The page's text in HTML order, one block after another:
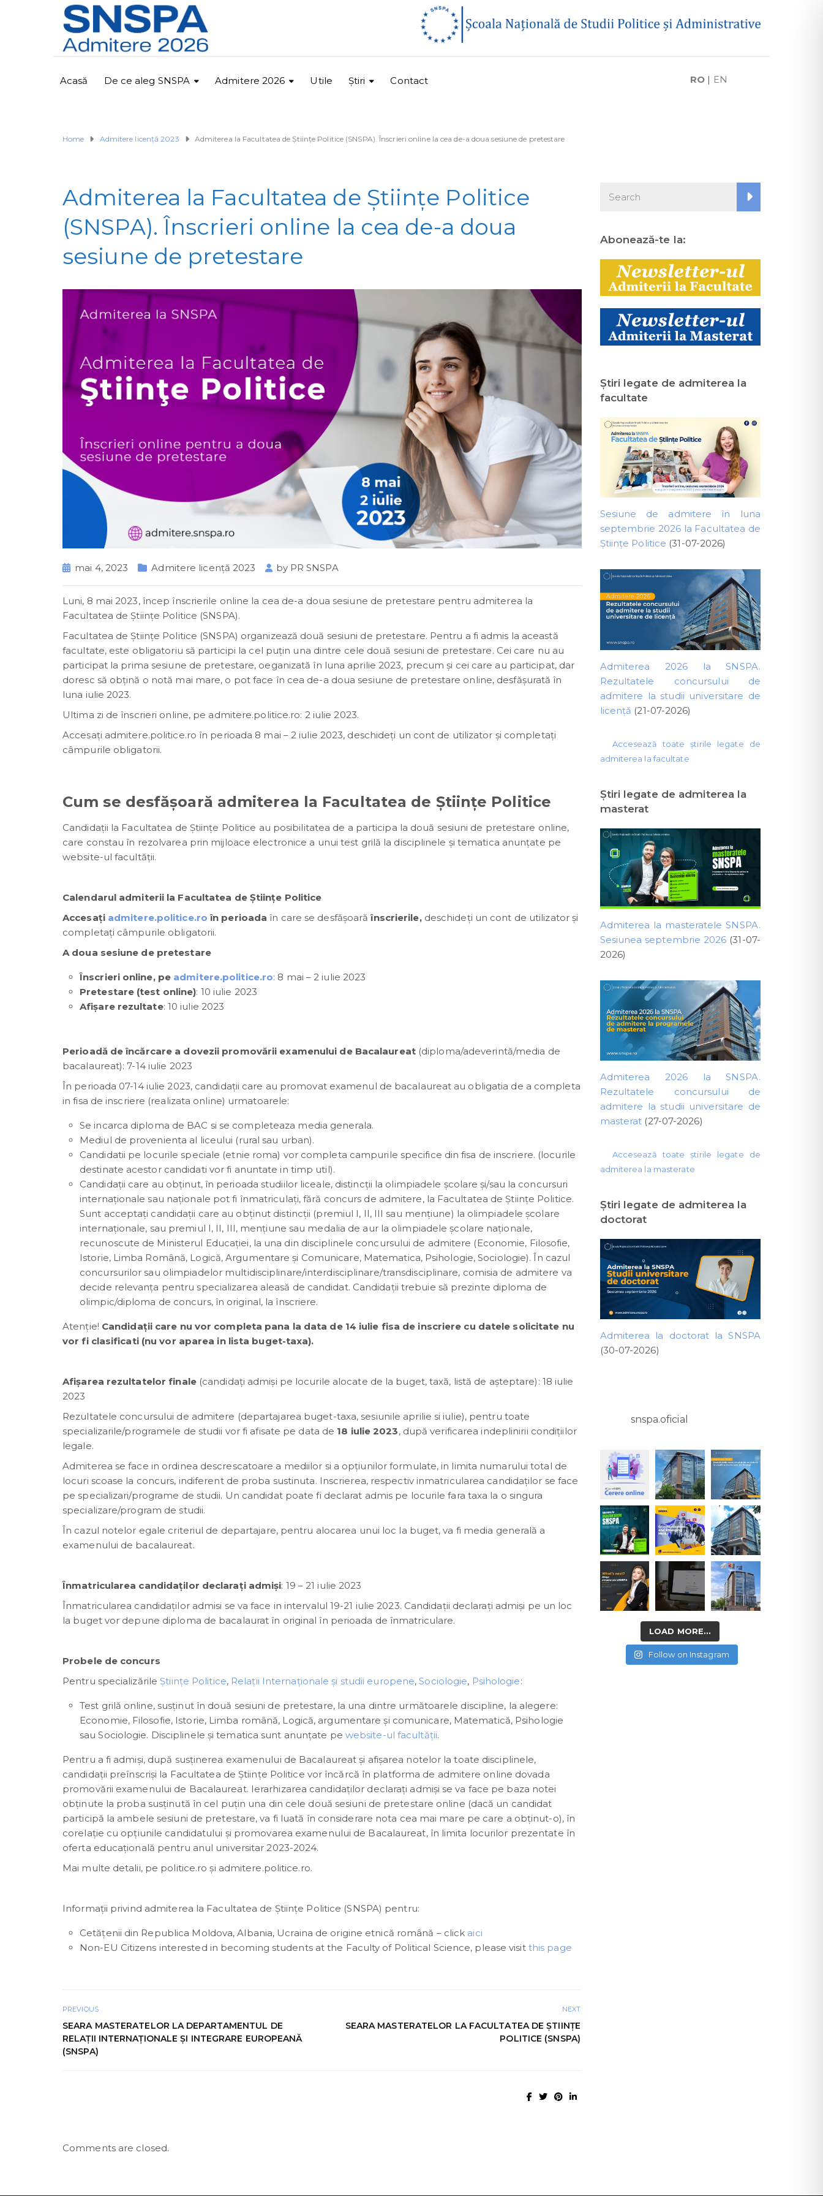
Acasă De ce aleg SNSPA Admitere 2026 Utile Ştiri Contact RO | EN
Home Admitere licență 2023 Admiterea la Facultatea de Ştiinţe Politice (SNSPA). Înscrieri online la cea de-a doua sesiune de pretestare
Admiterea la Facultatea de Ştiinţe Politice
(SNSPA). Înscrieri online la cea de-a doua
sesiune de pretestare
mai 4, 2023 Admitere licență 2023 by PR SNSPA
Luni, 8 mai 2023, încep înscrierile online la cea de-a doua sesiune de pretestare pentru admiterea la
Facultatea de Ştiinţe Politice (SNSPA).
Facultatea de Ştiinţe Politice (SNSPA) organizează două sesiuni de pretestare. Pentru a fi admis la această
facultate, este obligatoriu să participi la cel puţin una dintre cele două sesiuni de pretestare. Cei care nu au
participat la prima sesiune de pretestare, oeganizată în luna aprilie 2023, precum şi cei care au participat, dar
doresc să obţină o notă mai mare, o pot face în cea de-a doua sesiune de pretestare online, desfăşurată în
luna iulie 2023.
Ultima zi de înscrieri online, pe admitere.politice.ro: 2 iulie 2023.
Accesaţi admitere.politice.ro în perioada 8 mai – 2 iulie 2023, deschideţi un cont de utilizator şi completaţi
câmpurile obligatorii.
Cum se desfăşoară admiterea la Facultatea de Ştiinţe Politice
Candidații la Facultatea de Științe Politice au posibilitatea de a participa la două sesiuni de pretestare online,
care constau în rezolvarea prin mijloace electronice a unui test grilă la disciplinele și tematica anunțate pe
website-ul facultății.
Calendarul admiterii la Facultatea de Ştiinţe Politice
Accesaţi admitere.politice.ro în perioadaîn care se desfăşoară înscrierile, deschideţi un cont de utilizator şi
completaţi câmpurile obligatorii.
A doua sesiune de pretestare
Înscrieri online, pe admitere.politice.ro: 8 mai – 2 iulie 2023
Pretestare (test online): 10 iulie 2023
Afișare rezultate: 10 iulie 2023
Perioadă de încărcare a dovezii promovării examenului de Bacalaureat(diploma/adeverintă/media de
bacalaureat): 7-14 iulie 2023
În perioada 07-14 iulie 2023, candidaţii care au promovat examenul de bacalaureat au obligatia de a completa
in fisa de inscriere (realizata online) urmatoarele:
Se incarca diploma de BAC si se completeaza media generala.
Mediul de provenienta al liceului (rural sau urban).
Candidatii pe locurile speciale (etnie roma) vor completa campurile specifice din fisa de inscriere. (locurile
destinate acestor candidati vor fi anuntate in timp util).
Candidaţii care au obținut, în perioada studiilor liceale, distincții la olimpiadele școlare și/sau la concursuri
internaţionale sau naţionale pot fi înmatriculaţi, fără concurs de admitere, la Facultatea de Ştiinţe Politice.
Sunt acceptați candidații care au obţinut distincţii (premiul I, II, III sau mențiune) la olimpiadele școlare
internaționale, sau premiul I, II, III, mențiune sau medalia de aur la olimpiadele școlare naționale,
recunoscute de Ministerul Educației, la una din disciplinele concursului de admitere (Economie, Filosofie,
Istorie, Limba Română, Logică, Argumentare și Comunicare, Matematica, Psihologie, Sociologie). În cazul
concursurilor sau olimpiadelor multidisciplinare/interdisciplinare/transdisciplinare, comisia de admitere va
decide relevanța pentru specializarea aleasă de candidat. Candidaţii trebuie să prezinte diploma de
olimpic/diploma de concurs, în original, la înscriere.
Atenție! Candidații care nu vor completa pana la data de 14 iulie fisa de inscriere cu datele solicitate nu
vor fi clasificati (nu vor aparea in lista buget-taxa).
Afișarea rezultatelor finale(candidați admiși pe locurile alocate de la buget, taxă, listă de așteptare): 18 iulie
2023
Rezultatele concursului de admitere (departajarea buget-taxa, sesiunile aprilie si iulie), pentru toate
specializarile/programele de studii vor fi afisate pe data de 18 iulie 2023, după verificarea indeplinirii condiţiilor
legale.
Admiterea se face in ordinea descrescatoare a mediilor si a opţiunilor formulate, in limita numarului total de
locuri scoase la concurs, indiferent de proba sustinuta. Inscrierea, respectiv inmatricularea candidaţilor se face
pe specializari/programe de studii. Un candidat poate fi declarat admis pe locurile fara taxa la o singura
specializare/program de studii.
În cazul notelor egale criteriul de departajare, pentru alocarea unui loc la buget, va fi media generală a
examenului de bacalaureat.
Înmatricularea candidaţilor declaraţi admişi: 19 – 21 iulie 2023
Înmatricularea candidaților admisi se va face in intervalul 19-21 iulie 2023. Candidații declarați admiși pe un loc
la buget vor depune diploma de bacalaurat în original în perioada de înmatriculare.
Probele de concurs
Pentru specializările Științe Politice, Relații Internaționale și studii europene,Sociologie, Psihologie:
Test grilă online, susținut în două sesiuni de pretestare, la una dintre următoarele discipline, la alegere:
Economie, Filosofie, Istorie, Limba română, Logică, argumentare și comunicare, Matematică, Psihologie
sau Sociologie. Disciplinele și tematica sunt anunțate pe website-ul facultății.
Pentru a fi admiși, după susținerea examenului de Bacalaureat și afișarea notelor la toate disciplinele,
candidații preînscriși la Facultatea de Științe Politice vor încărcă în platforma de admitere online dovada
promovării examenului de Bacalaureat. Ierarhizarea candidaților declaraţi admişi se va face pe baza notei
obţinute la proba susţinută în cel puţin una din cele două sesiuni de pretestare online (dacă un candidat
participă la ambele sesiuni de pretestare, va fi luată în considerare nota cea mai mare pe care a obținut-o), în
corelaţie cu opțiunile candidatului și promovarea examenului de Bacalaureat, în limita locurilor prezentate în
oferta educațională pentru anul universitar 2023-2024.
Mai multe detalii, pe politice.ro și admitere.politice.ro.
Informații privind admiterea la Facultatea de Științe Politice (SNSPA) pentru:
Cetăţenii din Republica Moldova, Albania, Ucraina de origine etnică română – click aici
Non-EU Citizens interested in becoming students at the Faculty of Political Science, please visit this page
PREVIOUS
SEARA MASTERATELOR LA DEPARTAMENTUL DE
RELAȚII INTERNAȚIONALE ȘI INTEGRARE EUROPEANĂ
(SNSPA)
NEXT
SEARA MASTERATELOR LA FACULTATEA DE ȘTIINȚE
POLITICE (SNSPA)
Comments are closed.
Abonează-te la:
Ştiri legate de admiterea la
facultate
Sesiune de admitere în luna
septembrie 2026 la Facultatea de
Științe Politice (31-07-2026)
Admiterea 2026 la SNSPA.
Rezultatele concursului de
admitere la studii universitare de
licență (21-07-2026)
Accesează toate știrile legate de
admiterea la facultate
Ştiri legate de admiterea la
masterat
Admiterea la masteratele SNSPA.
Sesiunea septembrie 2026 (31-07-
2026)
Admiterea 2026 la SNSPA.
Rezultatele concursului de
admitere la studii universitare de
masterat (27-07-2026)
Accesează toate știrile legate de
admiterea la masterate
Ştiri legate de admiterea la
doctorat
Admiterea la doctorat la SNSPA
(30-07-2026)
snspa.oficial
LOAD MORE...
Follow on Instagram